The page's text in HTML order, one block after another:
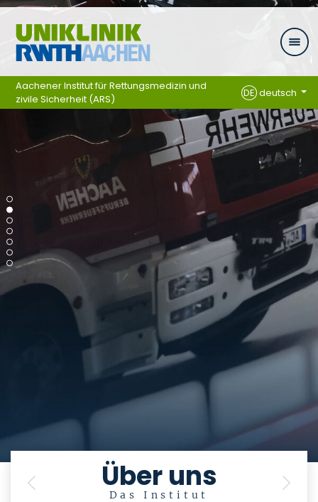
Ga naar navigatie
Über uns
Das Institut
Previous Next
Aachener Institut für Rettungsmedizin und
zivile Sicherheit (ARS)
DEdeutsch